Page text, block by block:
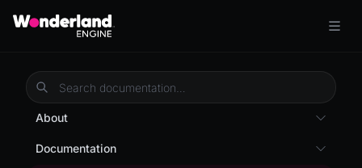
About
Overview
Documentation